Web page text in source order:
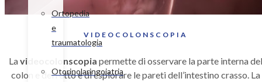
Ortopedia
e
traumatologia
Otorinolaringoiatria
VIDEOCOLONSCOPIA
Lavideocolonscopia permette di osservare la parte interna del
colon e del retto e di esplorare le pareti dell’intestino crasso. La